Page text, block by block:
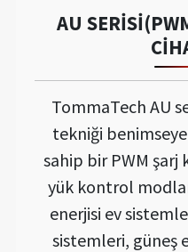
AU
TommaTech AU
tekniği
sahip bir PWM şarj
yük kontrol
enerjisi ev
sistemleri, güneş